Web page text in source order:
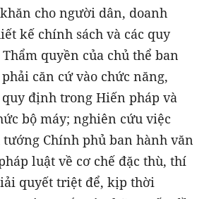
cho người dân, doanh
kế chính sách và các quy
quyền của chủ thể ban
căn cứ vào chức năng,
định trong Hiến pháp và
bộ máy; nghiên cứu việc
Chính phủ ban hành văn
luật về cơ chế đặc thù, thí
quyết triệt để, kịp thời